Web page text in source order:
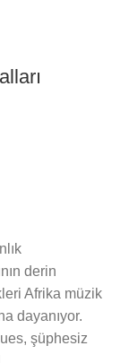
derin
Afrika müzik
dayanıyor.
şüphesiz